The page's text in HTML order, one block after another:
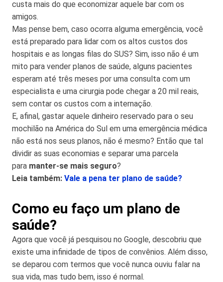
custa mais do que economizar aquele bar com os
amigos.
Mas pense bem, caso ocorra alguma emergência, você
está preparado para lidar com os altos custos dos
hospitais e as longas filas do SUS? Sim, isso não é um
mito para vender planos de saúde, alguns pacientes
esperam até três meses por uma consulta com um
especialista e uma cirurgia pode chegar a 20 mil reais,
sem contar os custos com a internação.
E, afinal, gastar aquele dinheiro reservado para o seu
mochilão na América do Sul em uma emergência médica
não está nos seus planos, não é mesmo? Então que tal
dividir as suas economias e separar uma parcela
para manter-se mais seguro?
Leia também: Vale a pena ter plano de saúde?
Como eu faço um plano de
saúde?
Agora que você já pesquisou no Google, descobriu que
existe uma infinidade de tipos de convênios. Além disso,
se deparou com termos que você nunca ouviu falar na
sua vida, mas tudo bem, isso é normal.